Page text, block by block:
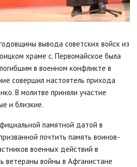
вывода советских войск из
храме с. Первомайское была
в военном конфликте в
совершил настоятель прихода
В молитве приняли участие
и близкие.
памятной датой в
почтить память воинов-
военных действий в
ветераны войны в Афганистане